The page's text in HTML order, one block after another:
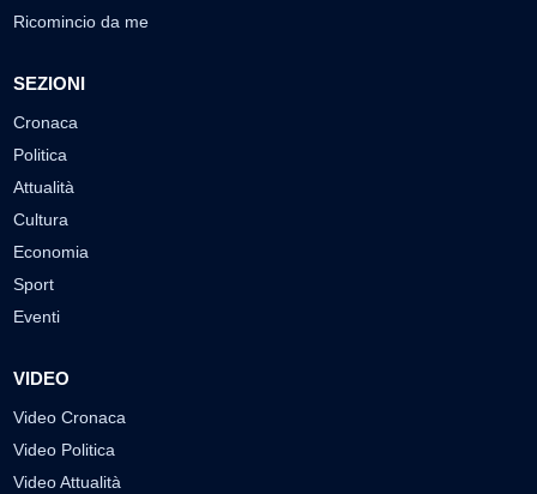
Ricomincio da me
SEZIONI
Cronaca
Politica
Attualità
Cultura
Economia
Sport
Eventi
VIDEO
Video Cronaca
Video Politica
Video Attualità